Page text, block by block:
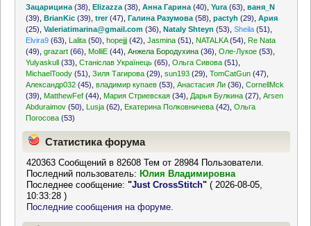
Зацарицина (38) ,Elizazza (38) ,Анна Гарина (40) ,Yura (63) ,ваня_N
(39) ,BrianKic (39) ,trer(47) ,Галина Разумова (58) ,pactyh (29) ,Ария
(25) ,Valeriatimarina@gmail.com (36) ,Nataly Shteyn (53) ,Sheila (51)
Elvira9 (63) Lalita (50) ,hopejjj (42) ,Jasmina (51) NATALKA(54)
Re Nata
(49) ,grazart (66) MolliE (44) ,Анжела Бородухина (36) ,Оле-Лукое (53)
Yulyaskull (33) ,Станіслав Українець (65) ,Ольга Сивова (51)
MichaelToody (51) ,Зиля Тагирова (29) ,sun193 (29) ,TomCatGun (47)
Александр032 (45) ,владимир купаев (53) ,Анастасия Ли (36) ,CornellMck
(39)
MatthewFef (44) Мария Стриевская (34) Дарья Булкина (27) ,Arsen
Abduraimov (50) Lusja (62) Екатерина Полковничева (42) ,Ольга
Погосова (53)
Статистика форума
420363 Сообщений в 82608 Тем от 28984 Пользователи.
Последний пользователь: Юлия Владимировна
Последнее сообщение:"Just CrossStitch" ( 2026-08-05,
10:33:28 )
Последние сообщения на форуме.